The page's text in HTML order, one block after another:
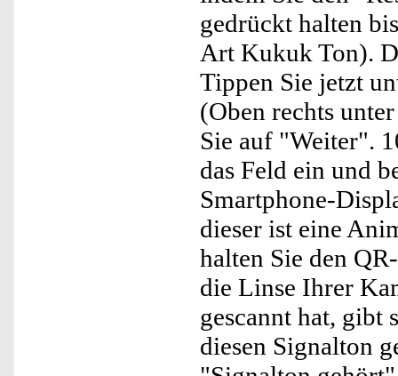
gedrückt halten
Art Kukuk Ton).
Tippen Sie jetzt
(Oben rechts
Sie auf "Weiter".
das Feld ein und
Smartphone-
dieser ist eine
halten Sie den
die Linse Ihrer
gescannt hat, gibt
diesen Signalton